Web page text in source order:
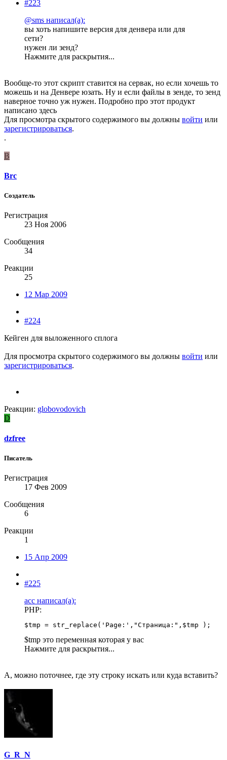
#223
@sms написал(а):
вы хоть напишите версия для денвера или для
сети?
нужен ли зенд?
Нажмите для раскрытия...
Вообще-то этот скрипт ставится на сервак, но если хочешь то
можешь и на Денвере юзать. Ну и если файлы в зенде, то зенд
наверное точно уж нужен. Подробно про этот продукт
написано здесь
Для просмотра скрытого содержимого вы должны войти или
зарегистрироваться.
.
B
Brc
Создатель
Регистрация
23 Ноя 2006
Сообщения
34
Реакции
25
12 Мар 2009
#224
Кейген для выложенного сплога
Для просмотра скрытого содержимого вы должны войти или
зарегистрироваться.
Реакции: globovodovich
D
dzfree
Писатель
Регистрация
17 Фев 2009
Сообщения
6
Реакции
1
15 Апр 2009
#225
асс написал(а):
PHP:
$tmp = str_replace('Page:',"Страница:",$tmp );
$tmp это переменная которая у вас
Нажмите для раскрытия...
А, можно поточнее, где эту строку искать или куда вставить?
G_R_N